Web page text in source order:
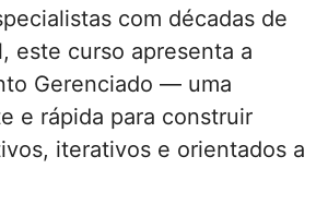
com décadas de
este curso apresenta a
Gerenciado — uma
e rápida para construir
iterativos e orientados a